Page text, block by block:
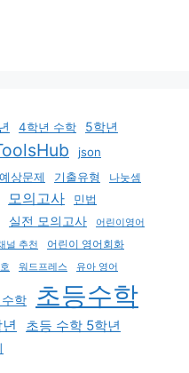
4학년 수학 5학년
json
상문제 기출유형 나눗셈
모의고사
민법
실전 모의고사
어린이영어
널 추천
어린이 영어회화
워드프레스 유아 영어
학 초등수학
초등 수학 5학년